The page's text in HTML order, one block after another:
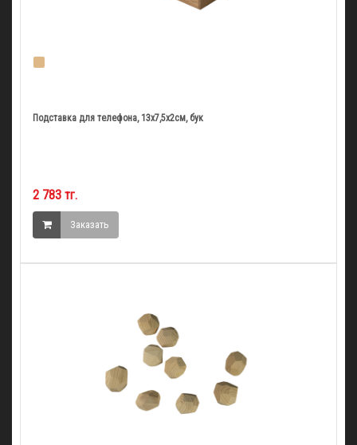
Подставка для телефона, 13х7,5х2см, бук
2 783 тг.
Заказать